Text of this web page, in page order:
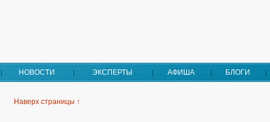
НОВОСТИ ЭКСПЕРТЫ АФИША БЛОГИ
Наверх страницы ↑